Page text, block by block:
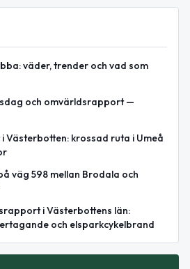
väder, trender och vad som
och omvärldsrapport —
Västerbotten: krossad ruta i Umeå
väg 598 mellan Brodala och
i Västerbottens län:
och elsparkcykelbrand